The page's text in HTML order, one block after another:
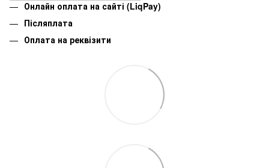
Онлайн оплата на сайті (LiqPay)
Післяплата
Оплата на реквізити